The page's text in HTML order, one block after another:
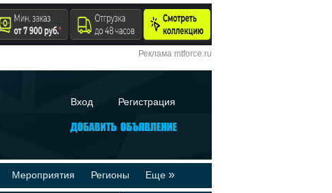
Реклама mtforce.ru
Вход Регистрация
Мероприятия Регионы Еще »